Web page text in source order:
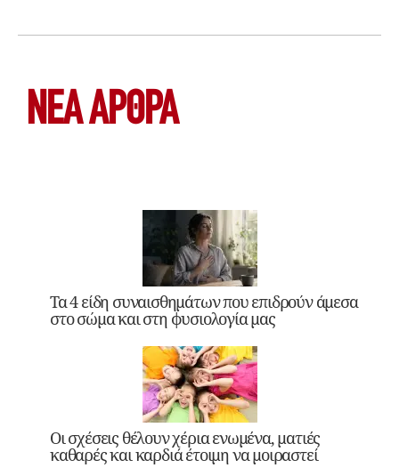
ΝΕΑ ΆΡΘΡΑ
Τα 4 είδη συναισθημάτων που επιδρούν άμεσα
στο σώμα και στη φυσιολογία μας
Οι σχέσεις θέλουν χέρια ενωμένα, ματιές
καθαρές και καρδιά έτοιμη να μοιραστεί